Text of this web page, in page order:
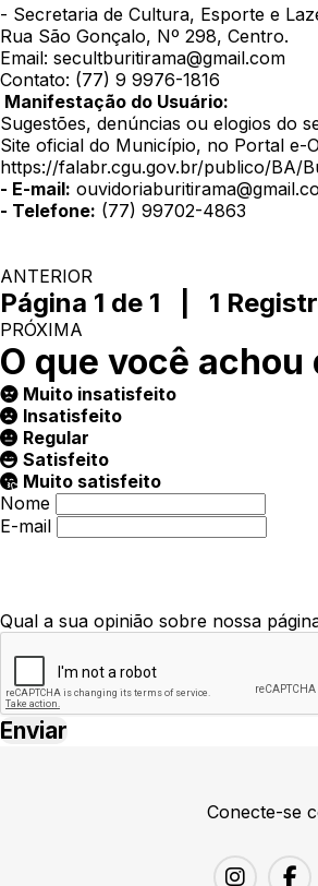
- Secretaria de Cultura, Esporte e
Rua São Gonçalo, Nº 298, Centro.
Email: secultburitirama@gmail.com
Contato: (77) 9 9976-1816
Manifestação do Usuário:
Sugestões, denúncias ou elogios do
Site oficial do Município, no Portal e-
https://falabr.cgu.gov.br/publico/BA/
- E-mail:
- Telefone: (77) 99702-4863
ANTERIOR
Página 1 de 1 | 1
PRÓXIMA
O que você
Muito insatisfeito
Insatisfeito
Regular
Satisfeito
Muito satisfeito
Nome
E-mail
Qual a sua opinião sobre nossa
Conecte-se